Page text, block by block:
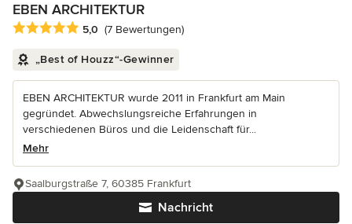
EBEN ARCHITEKTUR
Durchschnittliche Bewertung: 5 von 5 Sternen
5,0 (7 Bewertungen)
„Best of Houzz“-Gewinner
EBEN ARCHITEKTUR wurde 2011 in Frankfurt am Main
gegründet. Abwechslungsreiche Erfahrungen in
verschiedenen Büros und die Leidenschaft für...
Mehr
Nachricht
Saalburgstraße 7, 60385 Frankfurt